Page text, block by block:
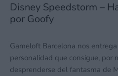
Disney Speedstorm –
por Goofy
Gameloft Barcelona nos
personalidad que consigue, por
desprenderse del fantasma de